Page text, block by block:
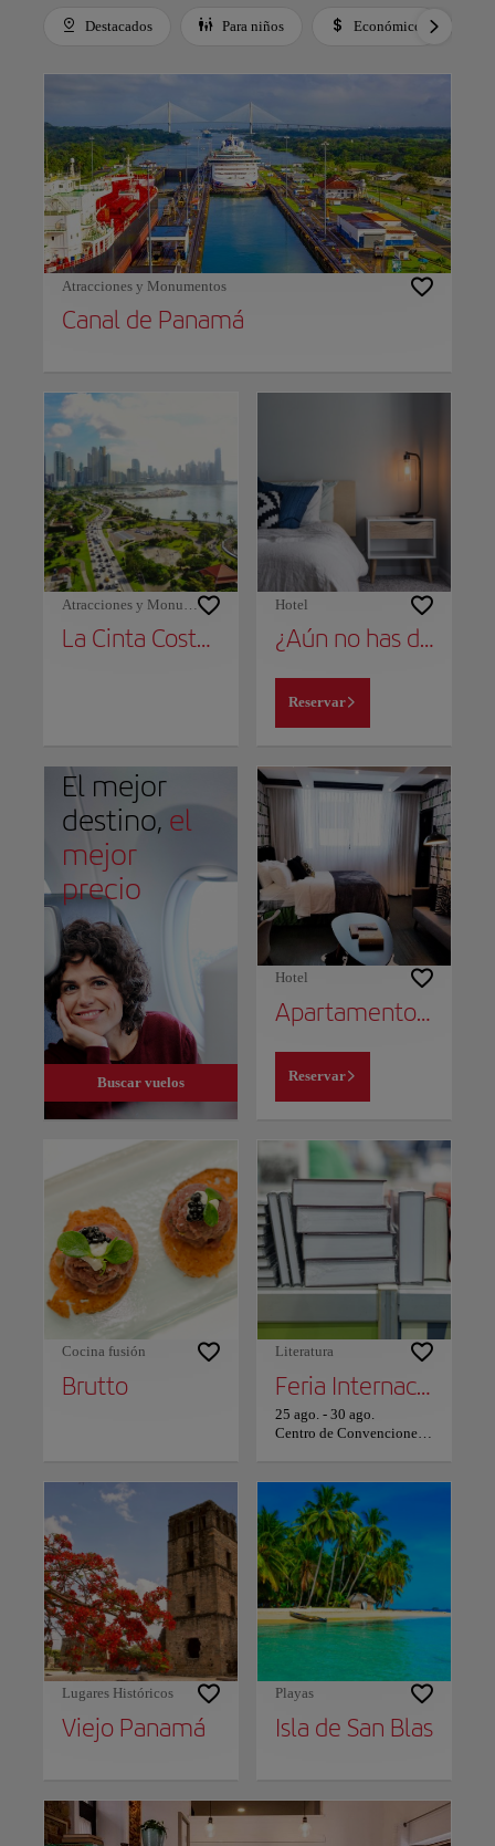
Destacados Para niños Económico
Atracciones y Monumentos
Canal de Panamá
Atracciones y Monumentos
La Cinta Costera
Hotel
¿Aún no has decidido dónde alojarte?
Reservar
El mejor
destino, el
mejor
precio
Buscar vuelos
Hotel
Apartamento Estudio.
Reservar
Cocina fusión
Brutto
Literatura
Feria Internacional del Libro de Panamá
25 ago. - 30 ago.
Lugares Históricos
Viejo Panamá
Playas
Isla de San Blas